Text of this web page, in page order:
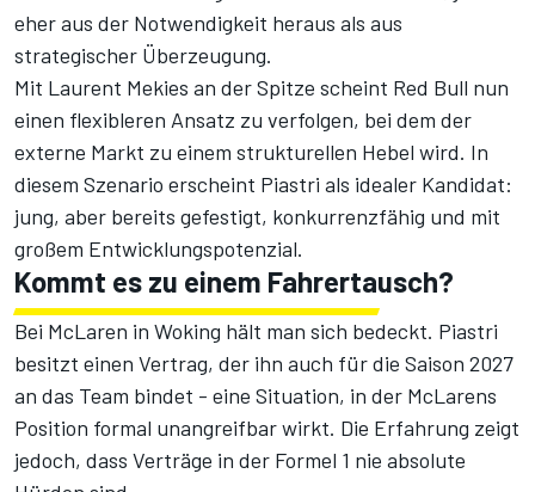
eher aus der Notwendigkeit heraus als aus
strategischer Überzeugung.
Mit Laurent Mekies an der Spitze scheint Red Bull nun
einen flexibleren Ansatz zu verfolgen, bei dem der
externe Markt zu einem strukturellen Hebel wird. In
diesem Szenario erscheint Piastri als idealer Kandidat:
jung, aber bereits gefestigt, konkurrenzfähig und mit
großem Entwicklungspotenzial.
Kommt es zu einem Fahrertausch?
Bei McLaren in Woking hält man sich bedeckt. Piastri
besitzt einen Vertrag, der ihn auch für die Saison 2027
an das Team bindet - eine Situation, in der McLarens
Position formal unangreifbar wirkt. Die Erfahrung zeigt
jedoch, dass Verträge in der Formel 1 nie absolute